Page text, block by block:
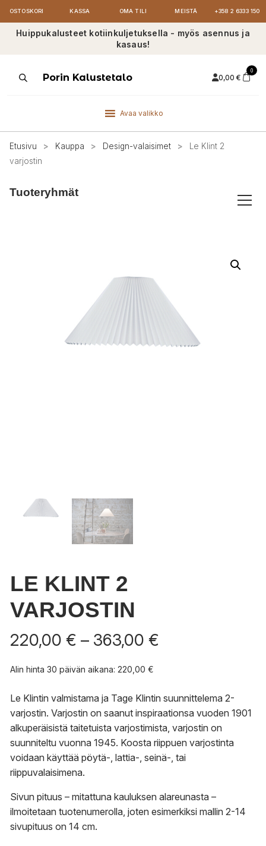
OSTOSKORI KASSA OMA TILI MEISTÄ +358 2 6333 150
Huippukalusteet kotiinkuljetuksella - myös asennus ja
kasaus!
ProductsPorin Kalustetalo 0,00 €
0
Avaa valikko
Etusivu > Kauppa > Design-valaisimet >
Le Klint 2
varjostin
Tuoteryhmät
LE KLINT 2
VARJOSTIN
220,00 € – 363,00 €
Alin hinta 30 päivän aikana: 220,00 €
Le Klintin valmistama ja Tage Klintin suunnittelema 2-
varjostin. Varjostin on saanut inspiraationsa vuoden 1901
alkuperäisistä taitetuista varjostimista, varjostin on
suunniteltu vuonna 1945. Koosta riippuen varjostinta
voidaan käyttää pöytä-, lattia-, seinä-, tai
riippuvalaisimena.
Sivun pituus – mitattuna kauluksen alareunasta –
ilmoitetaan tuotenumerolla, joten esimerkiksi mallin 2-14
sivupituus on 14 cm.